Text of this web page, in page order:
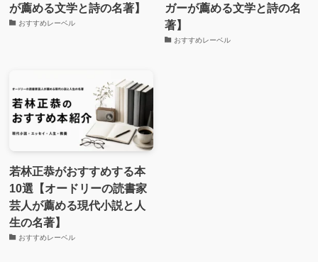
が薦める文学と詩の名著】
おすすめレーベル
ガーが薦める文学と詩の名
著】
おすすめレーベル
若林正恭がおすすめする本
10選【オードリーの読書家
芸人が薦める現代小説と人
生の名著】
おすすめレーベル